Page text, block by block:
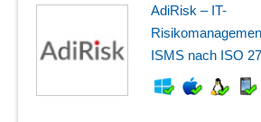
ZugriffsmanagementAdiRisk – IT-
ISMS nach ISO